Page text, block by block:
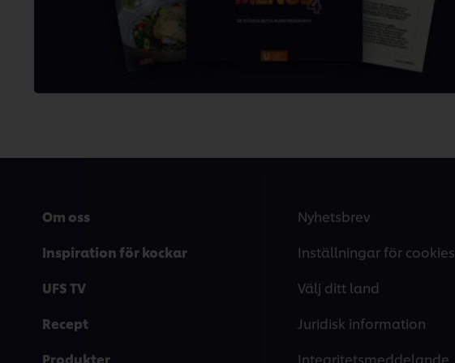
3
betyg.
Om oss
Inspiration för kockar
UFS TV
Recept
Produkter
Nyhetsbrev
Inställningar för cookies
Välj ditt land
Juridisk information
Integritetsmeddelande